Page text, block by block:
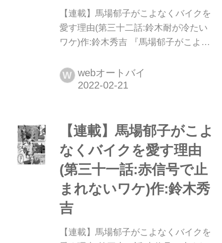
【連載】馬場郁子がこよなくバイクを
愛す理由(第三十二話:鈴木耐が冷たい
ワケ)作:鈴木秀吉 『馬場郁子がこよな
売中!
W webオートバイ
【連載】馬場郁子がこよ
なくバイクを愛す理由
(第三十一話:赤信号で止
まれないワケ)作:鈴木秀
吉
【連載】馬場郁子がこよなくバイクを